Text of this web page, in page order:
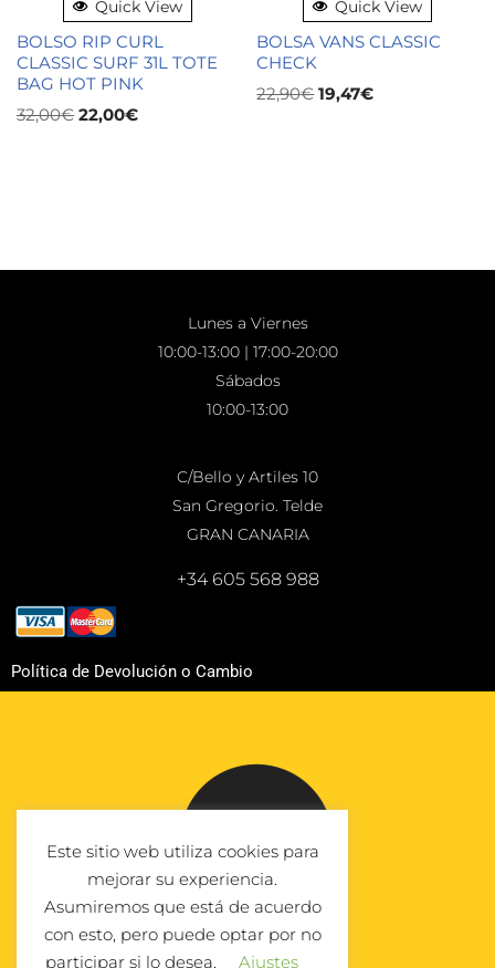
Quick View
BOLSO RIP CURL
CLASSIC SURF 31L TOTE
BAG HOT PINK
32,00€ 22,00€
Quick View
BOLSA VANS CLASSIC
CHECK
22,90€ 19,47€
Lunes a Viernes
10:00-13:00 | 17:00-20:00
Sábados
10:00-13:00
C/Bello y Artiles 10
San Gregorio. Telde
GRAN CANARIA
+34 605 568 988
Política de Devolución o Cambio
Este sitio web utiliza cookies para
mejorar su experiencia.
Asumiremos que está de acuerdo
con esto, pero puede optar por no
participar si lo desea.
Ajustes